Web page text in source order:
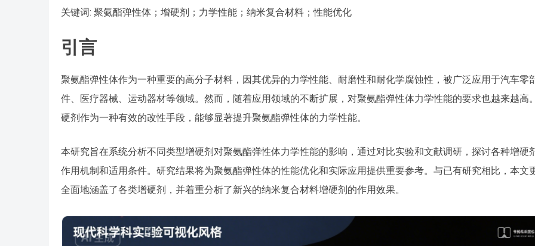
关键词: 聚氨酯弹性体；增硬剂；力学性能；纳米复合材料；性能优化
引言
聚氨酯弹性体作为一种重要的高分子材料，因其优异的力学性能、耐磨性和耐化学腐蚀性，被广泛应用于汽车零
件、医疗器械、运动器材等领域。然而，随着应用领域的不断扩展，对聚氨酯弹性体力学性能的要求也越来越高
硬剂作为一种有效的改性手段，能够显著提升聚氨酯弹性体的力学性能。
本研究旨在系统分析不同类型增硬剂对聚氨酯弹性体力学性能的影响，通过对比实验和文献调研，探讨各种增硬
作用机制和适用条件。研究结果将为聚氨酯弹性体的性能优化和实际应用提供重要参考。与已有研究相比，本文
全面地涵盖了各类增硬剂，并着重分析了新兴的纳米复合材料增硬剂的作用效果。